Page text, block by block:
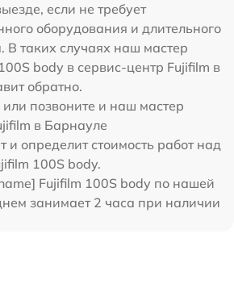
если не требует
оборудования и длительного
В таких случаях наш мастер
body в сервис-центр Fujifilm в
обратно.
позвоните и наш мастер
в Барнауле
и определит стоимость работ над
100S body.
Fujifilm 100S body по нашей
занимает 2 часа при наличии